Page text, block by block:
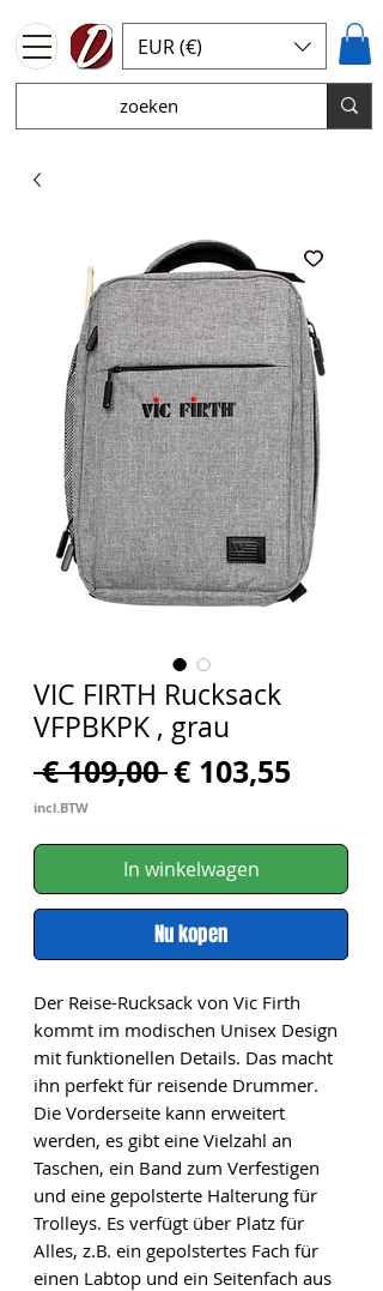
EUR (€)
VIC FIRTH Rucksack
VFPBKPK , grau
€ 109,00 Normale
€ 103,55
incl.BTW
In winkelwagen
Nu kopen
Der Reise-Rucksack von Vic Firth
kommt im modischen Unisex Design
mit funktionellen Details. Das macht
ihn perfekt für reisende Drummer.
Die Vorderseite kann erweitert
werden, es gibt eine Vielzahl an
Taschen, ein Band zum Verfestigen
und eine gepolsterte Halterung für
Trolleys. Es verfügt über Platz für
Alles, z.B. ein gepolstertes Fach für
einen Labtop und ein Seitenfach aus